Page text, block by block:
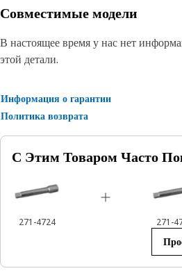
Совместимые модели
В настоящее время у нас нет
этой детали.
Информация о гарантии
Политика возврата
С Этим Товаром Часто
271-4724 271-